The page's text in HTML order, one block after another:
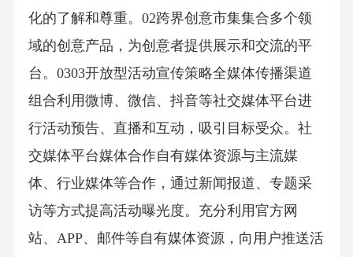
化的了解和尊重。02跨界创意市集集合多个领
域的创意产品，为创意者提供展示和交流的平
台。0303开放型活动宣传策略全媒体传播渠道
组合利用微博、微信、抖音等社交媒体平台进
行活动预告、直播和互动，吸引目标受众。社
交媒体平台媒体合作自有媒体资源与主流媒
体、行业媒体等合作，通过新闻报道、专题采
访等方式提高活动曝光度。充分利用官方网
站、APP、邮件等自有媒体资源，向用户推送活